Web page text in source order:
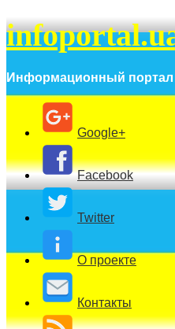
Информационный портал
Google+
Facebook
Twitter
О проекте
Контакты